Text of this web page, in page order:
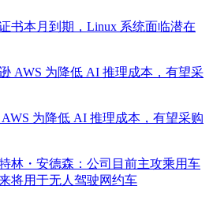
书本月到期，Linux 系统面临潜在
为降低 AI 推理成本，有望采购